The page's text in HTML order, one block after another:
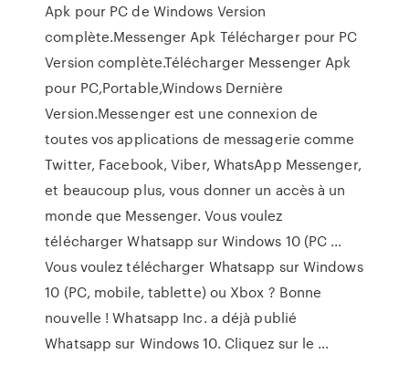
Apk pour PC de Windows Version
complète.Messenger Apk Télécharger pour PC
Version complète.Télécharger Messenger Apk
pour PC,Portable,Windows Dernière
Version.Messenger est une connexion de
toutes vos applications de messagerie comme
Twitter, Facebook, Viber, WhatsApp Messenger,
et beaucoup plus, vous donner un accès à un
monde que Messenger. Vous voulez
télécharger Whatsapp sur Windows 10 (PC ...
Vous voulez télécharger Whatsapp sur Windows
10 (PC, mobile, tablette) ou Xbox ? Bonne
nouvelle ! Whatsapp Inc. a déjà publié
Whatsapp sur Windows 10. Cliquez sur le …